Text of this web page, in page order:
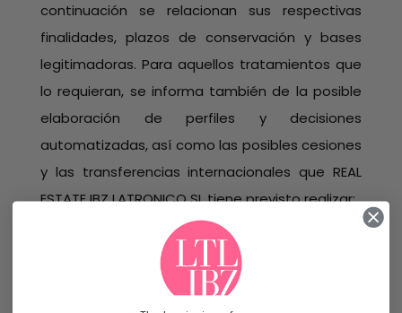
continuación se relacionan sus respectivas
finalidades, plazos de conservación y bases
legitimadoras. Para aquellos tratamientos que
lo requieran, se informa también de la posible
elaboración de perfiles y decisiones
automatizadas, así como las posibles cesiones
y las transferencias internacionales que REAL
ESTATE IBZ LATRONICO SL tiene previsto realizar:
– Finalidad: Atender sus consultas y/o
solicitudes e Instalación de cookies